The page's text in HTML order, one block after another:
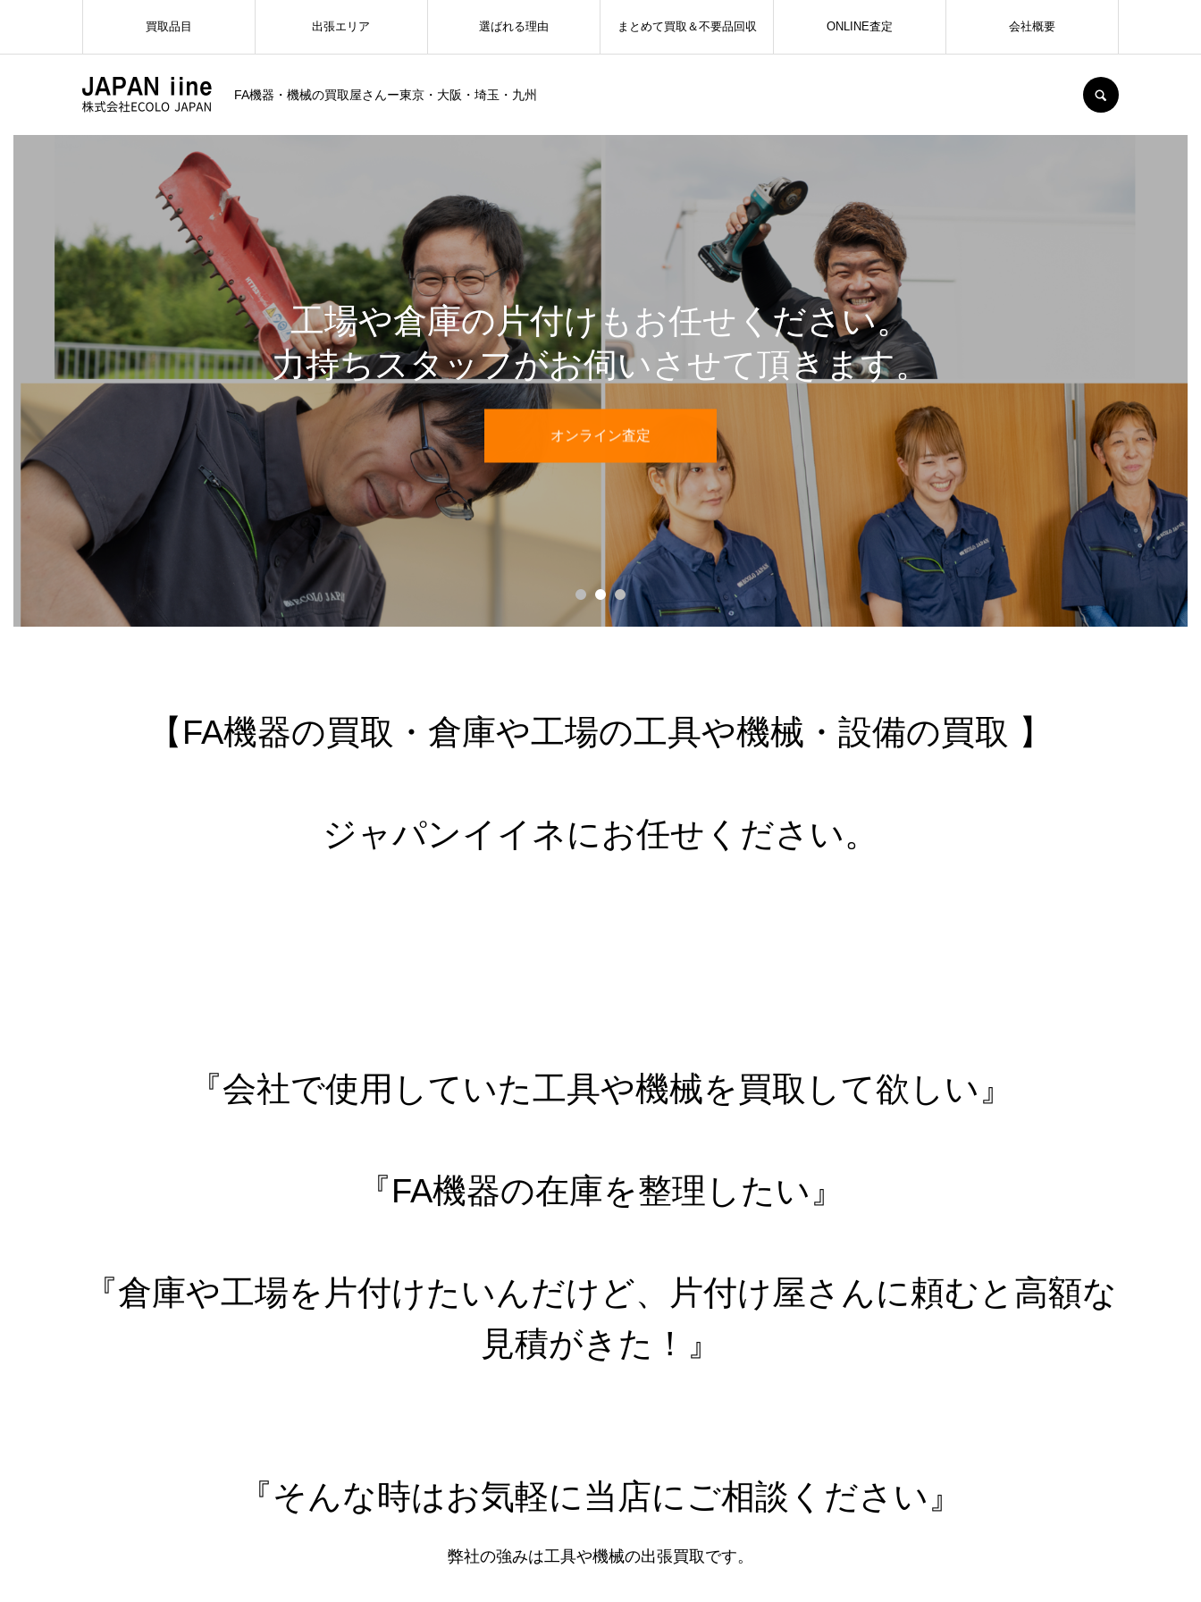
FA機器・機械の買取屋さんー東京・大阪・埼玉・九州
買取品目 出張エリア 選ばれる理由 まとめて買取＆不要品回収 ONLINE査定 会社概要
工場や倉庫の片付けもお任せください。
力持ちスタッフがお伺いさせて頂きます。
オンライン査定
【FA機器の買取・倉庫や工場の工具や機械・設備の買取 】
ジャパンイイネにお任せください。
『会社で使用していた工具や機械を買取して欲しい』
『FA機器の在庫を整理したい』
『倉庫や工場を片付けたいんだけど、片付け屋さんに頼むと高額な
見積がきた！』
『そんな時はお気軽に当店にご相談ください』
弊社の強みは工具や機械の出張買取です。